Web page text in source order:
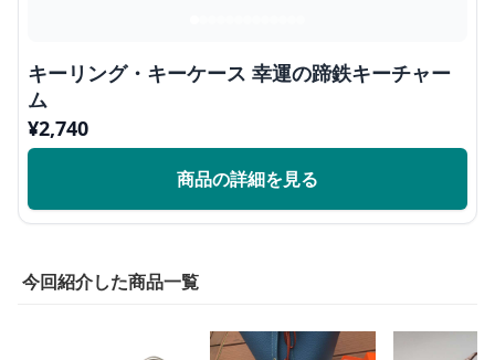
キーリング・キーケース 幸運の蹄鉄キーチャー
ム
¥2,740
商品の詳細を見る
今回紹介した商品一覧